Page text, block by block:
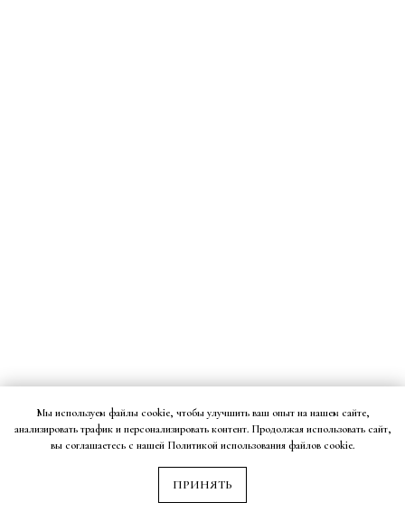
Мы используем файлы cookie, чтобы улучшить ваш опыт на нашем сайте,
анализировать трафик и персонализировать контент. Продолжая использовать сайт,
вы соглашаетесь с нашей Политикой использования файлов cookie.
ПРИНЯТЬ